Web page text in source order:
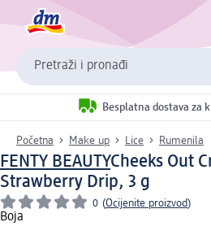
Pretraži i pronađi
Besplatna dostava za
Početna Make up Lice Rumenila
FENTY BEAUTYCheeks Out
Strawberry Drip, 3 g
0 (Ocijenite proizvod)
Boja